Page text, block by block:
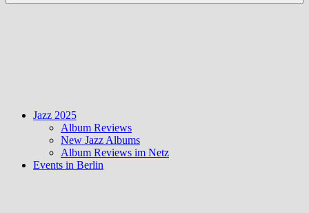
Jazz 2025
Album Reviews
New Jazz Albums
Album Reviews im Netz
Events in Berlin